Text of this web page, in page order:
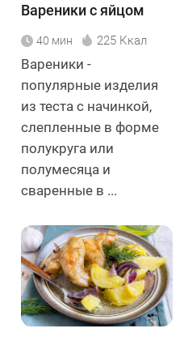
Вареники с яйцом
40 мин 225 Ккал
Вареники -
популярные изделия
из теста с начинкой,
слепленные в форме
полукруга или
полумесяца и
сваренные в ...